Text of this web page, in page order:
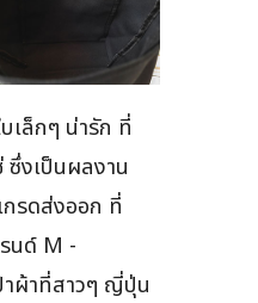
เล็กๆ น่ารัก ที่
งเป็นผลงาน
กรดส่งออก ที่
นด์ M -
ผ้าที่สาวๆ ญี่ปุ่น